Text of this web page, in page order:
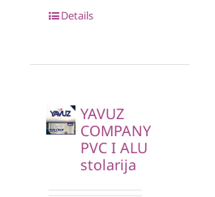
Details
YAVUZ
COMPANY
PVC I ALU
stolarija